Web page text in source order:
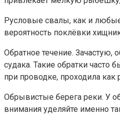
Русловые свалы, как и
вероятность поклёвки
Обратное течение.
судака. Такие обратки
при проводке, проходила как
Обрывистые берега реки. У
внимания уделяйте именно